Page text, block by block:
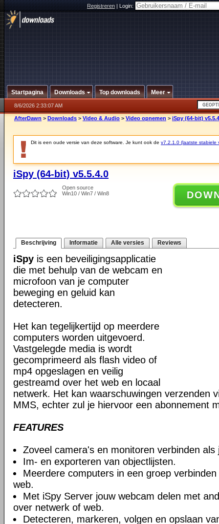
Registreren|Login:
Startpagina Downloads Top downloads Meer
8/6/2026 2:33:07 AM
AfterDawn > Downloads > Video & Audio > Video opnemen > iSpy (64-bit)
Dit is een oude versie van deze software. Je kunt ook de v7.2.1.0 (laatste stabiele
iSpy (64-bit) v5.5.4.0
Open source
Win10 / Win7 / Win8
Beschrijving Informatie Alle versies Reviews
iSpy is een beveiligingsapplicatie
die met behulp van de webcam en
microfoon van je computer
beweging en geluid kan
detecteren.
Het kan tegelijkertijd op meerdere
computers worden uitgevoerd.
Vastgelegde media is wordt
gecomprimeerd als flash video of
mp4 opgeslagen en veilig
gestreamd over het web en locaal
netwerk. Het kan waarschuwingen verzenden
MMS, echter zul je hiervoor een abonnement
FEATURES
Zoveel camera's en monitoren verbinden als
Im- en exporteren van objectlijsten.
Meerdere computers in een groep
web.
Met iSpy Server jouw webcam delen met
over netwerk of web.
Detecteren, markeren, volgen en opslaan